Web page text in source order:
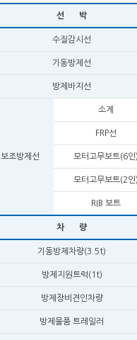
선 박
수질감시선
기동방제선
방제바지선
보조방제선
소계
FRP선
모터고무보트(6인
모터고무보트(2인
RIB 보트
차 량
기동방제차량(3.5t)
방제지원트럭(1t)
방제장비견인차량
방제물품 트레일러